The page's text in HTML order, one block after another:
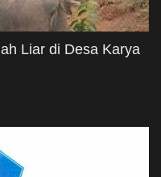
Liar di Desa Karya